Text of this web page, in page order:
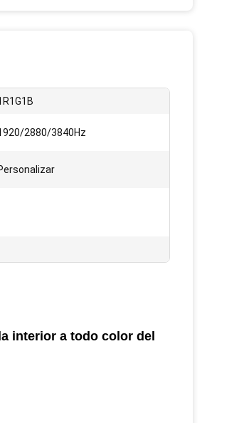
2880/3840Hz
interior a todo color del